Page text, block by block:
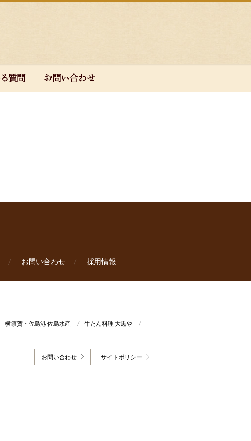
お問い合わせ 採用情報
横須賀・佐島港 佐島水産
牛たん料理 大黒や
お問い合わせ サイトポリシー